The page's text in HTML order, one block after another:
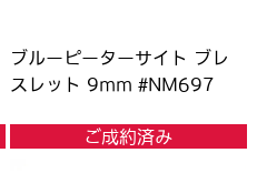
ブルーピーターサイト ブレ
スレット 9mm #NM697
ご成約済み